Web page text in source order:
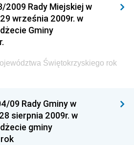
Generalnej Dyrekcji Dróg
Środowiska
Edukacji
Przemysłu
Ministra Finansów i Gospodarki
do Spraw Unii
2009 Rady Miejskiej w
września 2009r. w
Gminy
Świętokrzyskiego rok
09 Rady Gminy w
sierpnia 2009r. w
gminy